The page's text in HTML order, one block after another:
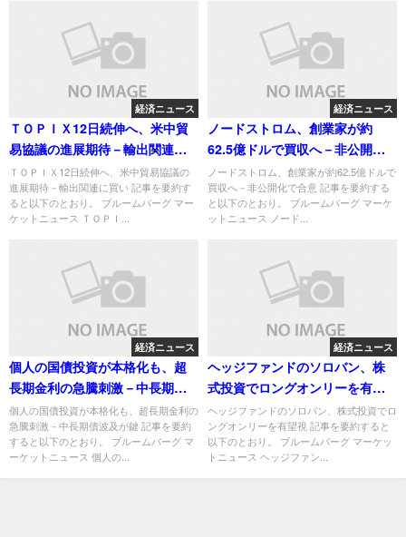
経済ニュース
ＴＯＰＩＸ12日続伸へ、米中貿
易協議の進展期待－輸出関連に
買い
ＴＯＰＩＸ12日続伸へ、米中貿易協議の
進展期待－輸出関連に買い 記事を要約す
ると以下のとおり。 ブルームバーグ マー
ケットニュース ＴＯＰＩ...
経済ニュース
ノードストロム、創業家が約
62.5億ドルで買収へ－非公開化
で合意
ノードストロム、創業家が約62.5億ドルで
買収へ－非公開化で合意 記事を要約する
と以下のとおり。 ブルームバーグ マーケ
ットニュース ノード...
経済ニュース
個人の国債投資が本格化も、超
長期金利の急騰刺激－中長期債
波及が鍵
個人の国債投資が本格化も、超長期金利の
急騰刺激－中長期債波及が鍵 記事を要約
すると以下のとおり。 ブルームバーグ マ
ーケットニュース 個人の...
経済ニュース
ヘッジファンドのソロバン、株
式投資でロングオンリーを有望
視
ヘッジファンドのソロバン、株式投資でロ
ングオンリーを有望視 記事を要約すると
以下のとおり。 ブルームバーグ マーケッ
トニュース ヘッジファン...